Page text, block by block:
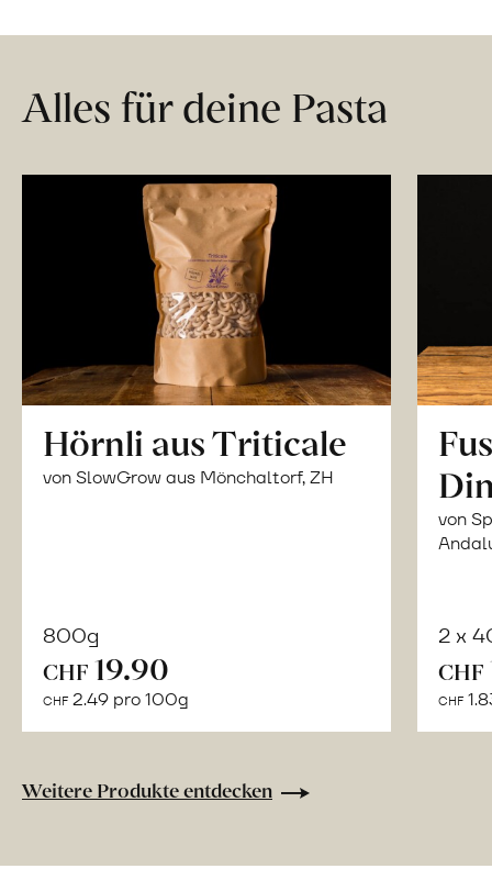
Alles für deine Pasta
Hörnli aus Triticale
von SlowGrow aus Mönchaltorf, ZH
800g
CHF 19.90
CHF 2.49 pro 100g
von
2 x
CHF
CHF
Weitere Produkte entdecken